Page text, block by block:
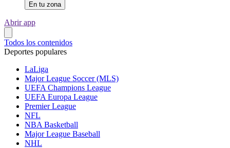
En tu zona
Abrir app
Todos los contenidos
Deportes populares
LaLiga
Major League Soccer (MLS)
UEFA Champions League
UEFA Europa League
Premier League
NFL
NBA Basketball
Major League Baseball
NHL